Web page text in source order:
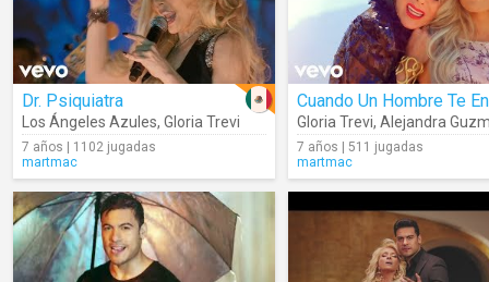
Dr. Psiquiatra
Los Ángeles Azules, Gloria Trevi
7 años | 1102 jugadas
martmac
Gloria Trevi, Alejandra
7 años | 511 jugadas
martmac